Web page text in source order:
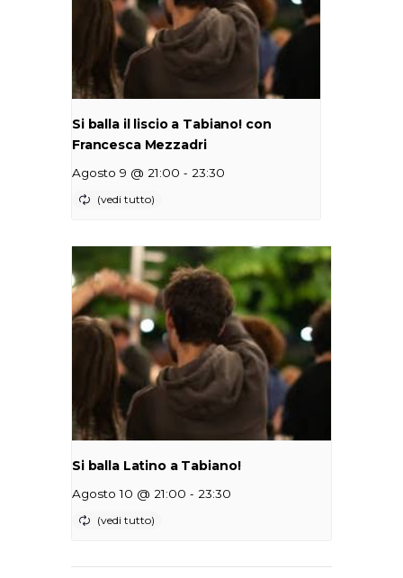
Si balla il liscio a Tabiano! con
Francesca Mezzadri
Agosto 9 @ 21:00 - 23:30
Si balla Latino a Tabiano!
Agosto 10 @ 21:00 - 23:30